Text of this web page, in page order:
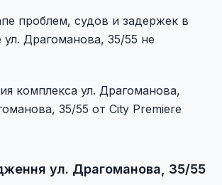
проблем, судов и задержек в
ул. Драгоманова, 35/55 не
комплекса ул. Драгоманова,
35/55 от City Premiere
ул. Драгоманова, 35/55